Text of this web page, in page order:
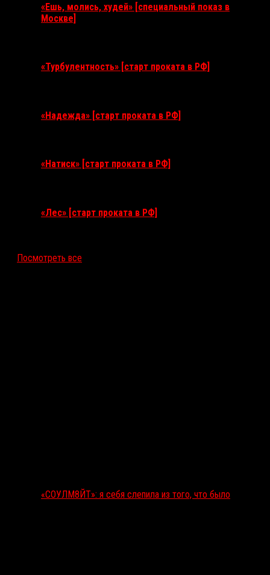
«Ешь, молись, худей» [специальный показ в
Москве]
«Турбулентность» [старт проката в РФ]
«Надежда» [старт проката в РФ]
«Натиск» [старт проката в РФ]
«Лес» [старт проката в РФ]
Посмотреть все
«СОУЛМ8ЙТ»: я себя слепила из того, что было